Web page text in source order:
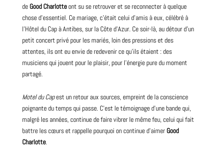
de Good Charlotteont su se retrouver et se reconnecter à quelque
chose d’essentiel. Ce mariage, c’était celui d’amis à eux, célébré à
l’Hôtel du Cap à Antibes, sur la Côte d’Azur. Ce soir-là, au détour d’un
petit concert privé pour les mariés, loin des pressions et des
attentes, ils ont eu envie de redevenir ce qu’ils étaient : des
musiciens qui jouent pour le plaisir, pour l’énergie pure du moment
partagé.
Motel du Capest un retour aux sources, empreint de la conscience
poignante du temps qui passe. C’est le témoignage d’une bande qui,
malgré les années, continue de faire vibrer le même feu, celui qui fait
battre les cœurs et rappelle pourquoi on continue d’aimer Good
Charlotte.